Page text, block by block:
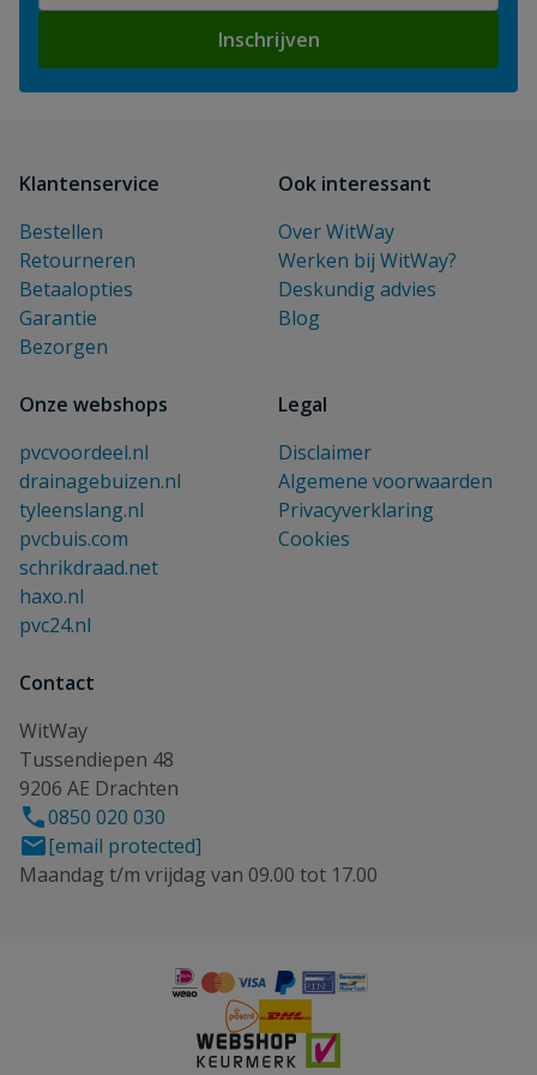
Inschrijven
Klantenservice
Bestellen
Retourneren
Betaalopties
Garantie
Bezorgen
Ook interessant
Over WitWay
Werken bij WitWay?
Deskundig advies
Blog
Onze webshops
pvcvoordeel.nl
drainagebuizen.nl
tyleenslang.nl
pvcbuis.com
schrikdraad.net
haxo.nl
pvc24.nl
Legal
Disclaimer
Algemene voorwaarden
Privacyverklaring
Cookies
Contact
WitWay
Tussendiepen 48
9206 AE Drachten
0850 020 030
[email protected]
Maandag t/m vrijdag van 09.00 tot 17.00